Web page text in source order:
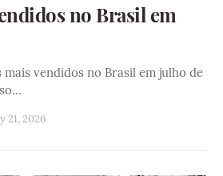
no Brasil em
vendidos no Brasil em julho de
21, 2026